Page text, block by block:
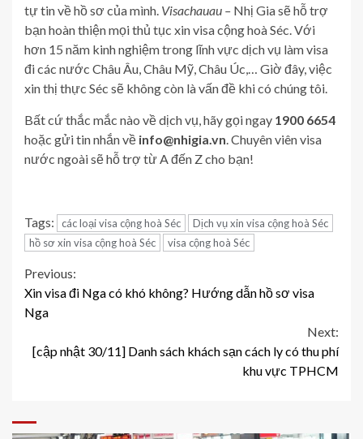
tự tin về hồ sơ của mình. Visachauau – Nhị Gia sẽ hỗ trợ
bạn hoàn thiện mọi thủ tục xin visa cộng hoà Séc. Với
hơn 15 năm kinh nghiệm trong lĩnh vực dịch vụ làm visa
đi các nước Châu Âu, Châu Mỹ, Châu Úc,… Giờ đây, việc
xin thị thực Séc sẽ không còn là vấn đề khi có chúng tôi.
Bất cứ thắc mắc nào về dịch vụ, hãy gọi ngay 1900 6654
hoặc gửi tin nhắn về info@nhigia.vn. Chuyên viên visa
nước ngoài sẽ hỗ trợ từ A đến Z cho bạn!
Tags: các loại visa cộng hoà Séc
Dịch vụ xin visa cộng hoà Séc
hồ sơ xin visa cộng hoà Séc
visa cộng hoà Séc
Continue
Reading
Previous:
Xin visa đi Nga có khó không? Hướng dẫn hồ sơ visa
Nga
Next:
[cập nhật 30/11] Danh sách khách sạn cách ly có thu phí
khu vực TPHCM